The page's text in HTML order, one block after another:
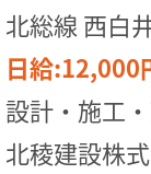
北総線 西白
日給:12,000
設計・施工
北稜建設株